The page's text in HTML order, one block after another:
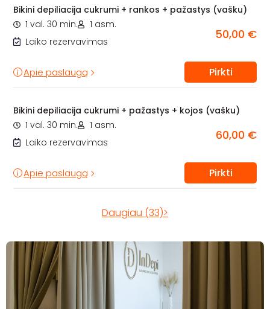
Bikini depiliacija cukrumi + rankos + pažastys (vašku)
1 val. 30 min.
1 asm.
Laiko rezervavimas
50,00 €
Apie paslaugą Pirkti
Bikini depiliacija cukrumi + pažastys + kojos (vašku)
1 val. 30 min.
1 asm.
Laiko rezervavimas
60,00 €
Apie paslaugą Pirkti
Daugiau (33)>